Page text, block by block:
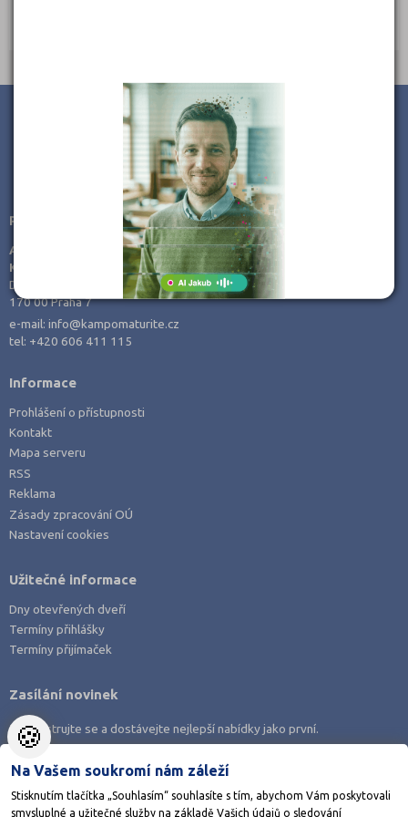
JSME TAM, KDE JSTE VY
Poradenství v přípravě ke studiu
AMOS -
KamPoMaturite.cz, s.r.o.
Dukelských hrdinů 21
170 00 Praha 7
e-mail:info@kampomaturite.cz
tel: +420 606 411 115
Informace
Prohlášení o přístupnosti
Kontakt
Mapa serveru
RSS
Reklama
Zásady zpracování OÚ
Nastavení cookies
Užitečné informace
Dny otevřených dveří
Termíny přihlášky
Termíny přijímaček
Zasílání novinek
Zaregistrujte se a dostávejte nejlepší nabídky jako první.
🍪
Na Vašem soukromí nám záleží
Stisknutím tlačítka „Souhlasím“ souhlasíte s tím, abychom Vám poskytovali
smysluplné a užitečné služby na základě Vašich údajů o sledování